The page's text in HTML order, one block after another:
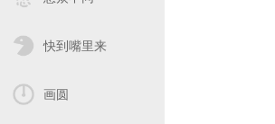
快到嘴里来
画圆